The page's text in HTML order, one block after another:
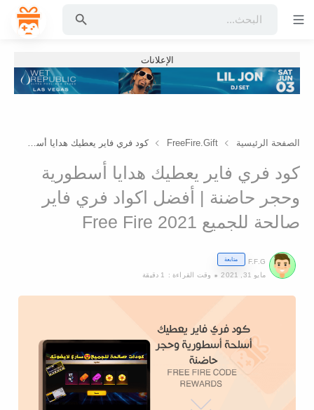
الإعلانات
الصفحة الرئيسية FreeFire.Gift كود فري فاير يعطيك هدايا أسطورية وحجر حاضنة | أفضل اكواد فري فاير صالحة للجميع 2021 Free Fire
كود فري فاير يعطيك هدايا أسطورية
وحجر حاضنة | أفضل اكواد فري فاير
صالحة للجميع 2021 Free Fire
متابعة
F.F.G
مايو 31, 2021
1 دقيقة وقت القراءة :